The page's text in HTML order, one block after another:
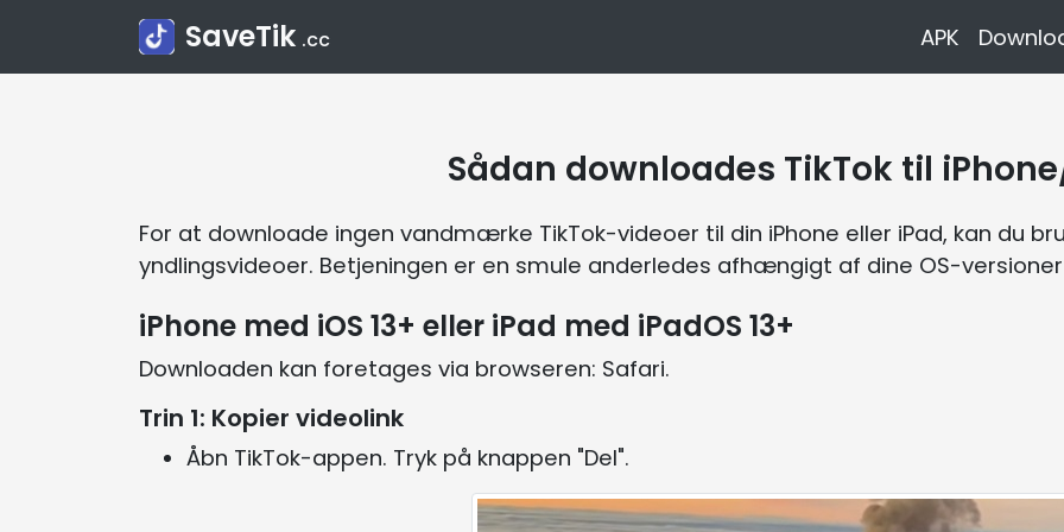
SaveTik .cc APK
Sådan downloades TikTok til
For at downloade ingen vandmærke TikTok-videoer til din iPhone eller iPad, kan du
yndlingsvideoer. Betjeningen er en smule anderledes afhængigt af dine OS-
iPhone med iOS 13+ eller iPad med iPadOS 13+
Downloaden kan foretages via browseren: Safari.
Trin 1: Kopier videolink
Åbn TikTok-appen. Tryk på knappen "Del".